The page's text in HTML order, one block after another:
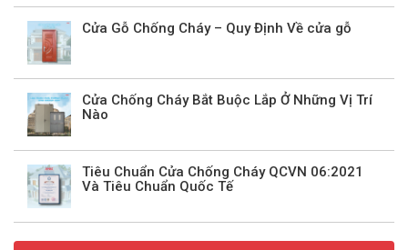
Cửa Gỗ Chống Cháy – Quy Định Về cửa gỗ
Cửa Chống Cháy Bắt Buộc Lắp Ở Những Vị Trí
Nào
Tiêu Chuẩn Cửa Chống Cháy QCVN 06:2021
Và Tiêu Chuẩn Quốc Tế